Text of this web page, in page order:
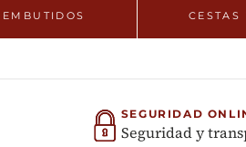
EMBUTIDOS CESTAS
SEGURIDAD
Seguridad y